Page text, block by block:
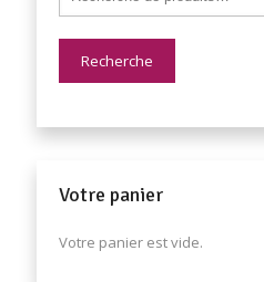
Recherche
Votre panier
Votre panier est vide.